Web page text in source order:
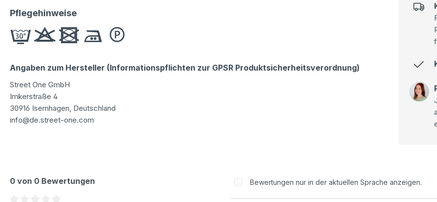
Pflegehinweise
Angaben zum Hersteller (Informationspflichten zur GPSR Produktsicherheitsverordnung)
Street One GmbH
Imkerstraße 4
30916 Isernhagen, Deutschland
info@de.street-one.com
0 von 0 Bewertungen Bewertungen nur in der aktuellen Sprache anzeigen.